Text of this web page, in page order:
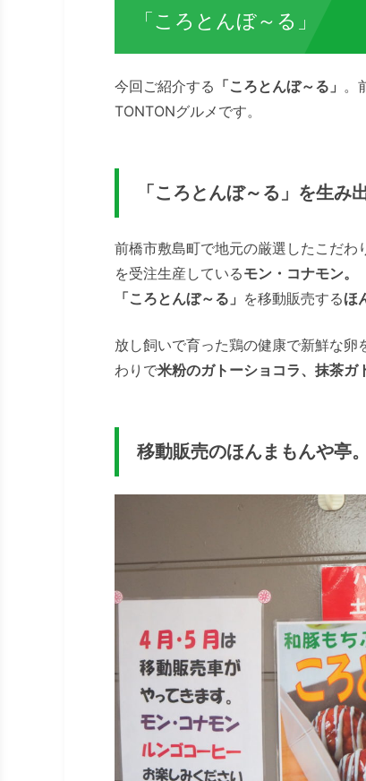
「ころとんぼ～る」
今回ご紹介する 「ころとんぼ～る」 。
TONTONグルメです。
「ころとんぼ～る」を生
前橋市敷島町で地元の厳選したこだ
を受注生産しているモン・コナモン。
「ころとんぼ～る」 を移動販売するほ
放し飼いで育った鶏の健康で新鮮な
わりで米粉のガトーショコラ、抹茶ガ
移動販売のほんまもんや亭